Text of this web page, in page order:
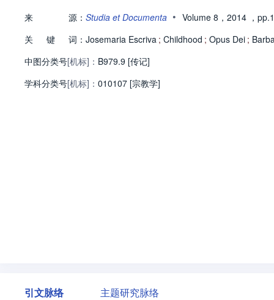
来
源： Studia et Documenta • Volume 8，2014 ，
关
键 词： Josemaria Escriva ; Childhood ; Opus Dei ;
中图分类号[机标]： B979.9 [传记]
学科分类号[机标]： 010107 [宗教学]
引文脉络 主题研究脉络